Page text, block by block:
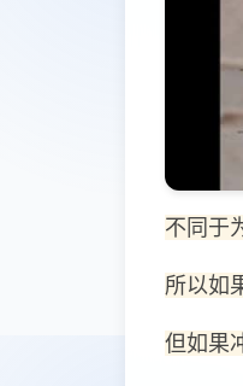
不同于
所以如
但如果